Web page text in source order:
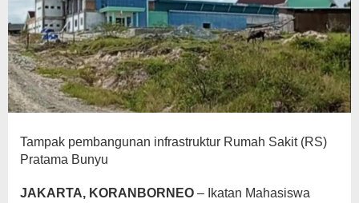
Tampak pembangunan infrastruktur Rumah Sakit (RS)
Pratama Bunyu
JAKARTA, KORANBORNEO – Ikatan Mahasiswa